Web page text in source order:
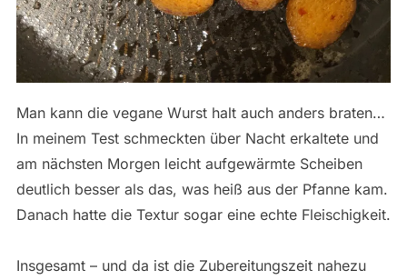
Man kann die vegane Wurst halt auch anders braten…
In meinem Test schmeckten über Nacht erkaltete und
am nächsten Morgen leicht aufgewärmte Scheiben
deutlich besser als das, was heiß aus der Pfanne kam.
Danach hatte die Textur sogar eine echte Fleischigkeit.
Insgesamt – und da ist die Zubereitungszeit nahezu